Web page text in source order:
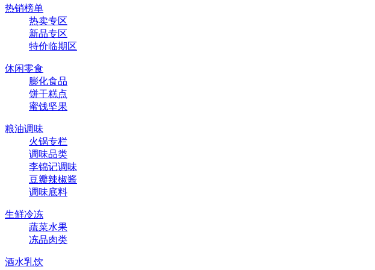
热销榜单
热卖专区
新品专区
特价临期区
休闲零食
膨化食品
饼干糕点
蜜饯坚果
粮油调味
火锅专栏
调味品类
李锦记调味
豆瓣辣椒酱
调味底料
生鲜冷冻
蔬菜水果
冻品肉类
酒水乳饮